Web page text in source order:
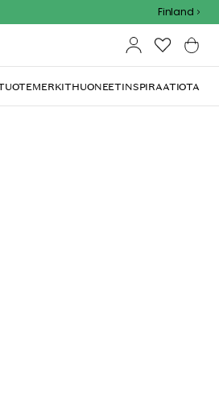
Finland
HUONEETINSPIRAATIOTA